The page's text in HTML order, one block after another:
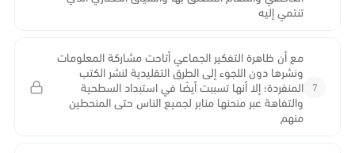
تنتمي إليه
7
مع أن ظاهرة التفكير الجماعي أتاحت مشاركة المعلومات
ونشرها دون اللجوء إلى الطرق التقليدية لنشر الكتب
المنفردة؛ إلا أنها تسببت أيضًا في استبداد السطحية
والتفاهة عبر منحنها منابر لجميع الناس حتى المنحطين
منهم